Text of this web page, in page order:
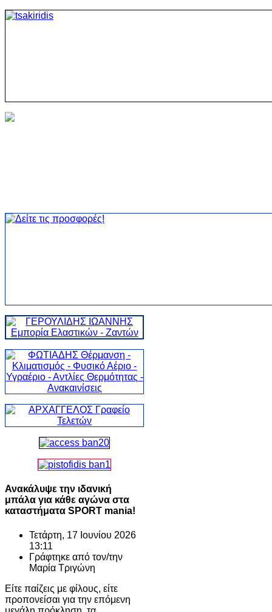
Ανακάλυψε την ιδανική
μπάλα για κάθε αγώνα στα
καταστήματα SPORT mania!
Τετάρτη, 17 Ιουνίου 2026
13:11
Γράφτηκε από τον/την
Μαρία Τριγώνη
Είτε παίζεις με φίλους, είτε
προπονείσαι για την επόμενη